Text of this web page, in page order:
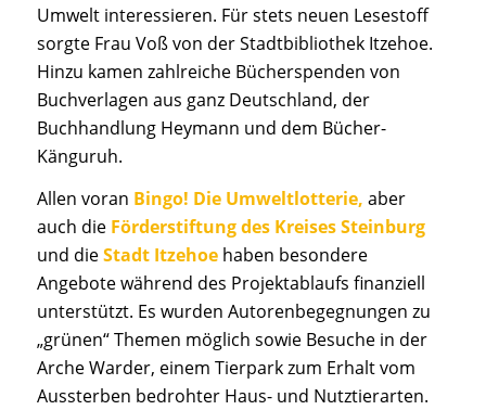
Umwelt interessieren. Für stets neuen Lesestoff
sorgte Frau Voß von der Stadtbibliothek Itzehoe.
Hinzu kamen zahlreiche Bücherspenden von
Buchverlagen aus ganz Deutschland, der
Buchhandlung Heymann und dem Bücher-
Känguruh.
Allen voran Bingo! Die Umweltlotterie, aber
auch die Förderstiftung des Kreises Steinburg
und dieStadt Itzehoehaben besondere
Angebote während des Projektablaufs finanziell
unterstützt. Es wurden Autorenbegegnungen zu
„grünen“ Themen möglich sowie Besuche in der
Arche Warder, einem Tierpark zum Erhalt vom
Aussterben bedrohter Haus- und Nutztierarten.